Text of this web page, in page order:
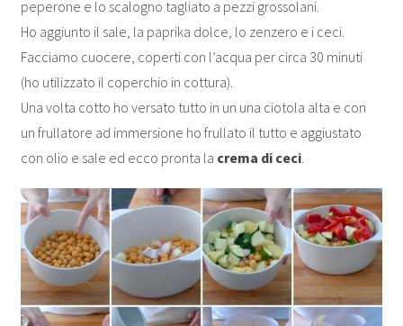
peperone e lo scalogno tagliato a pezzi grossolani.
Ho aggiunto il sale, la paprika dolce, lo zenzero e i ceci.
Facciamo cuocere, coperti con l’acqua per circa 30 minuti
(ho utilizzato il coperchio in cottura).
Una volta cotto ho versato tutto in un una ciotola alta e con
un frullatore ad immersione ho frullato il tutto e aggiustato
con olio e sale ed ecco pronta la crema di ceci